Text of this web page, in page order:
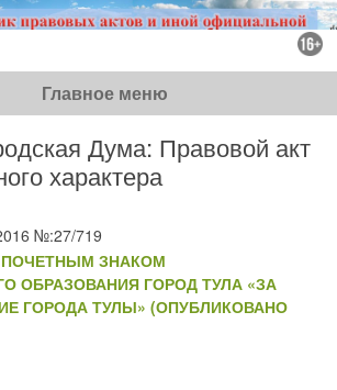
Главное меню
Дума: Правовой акт
характера
№:27/719
ЗНАКОМ
ОБРАЗОВАНИЯ ГОРОД ТУЛА «ЗА
ГОРОДА ТУЛЫ» (ОПУБЛИКОВАНО